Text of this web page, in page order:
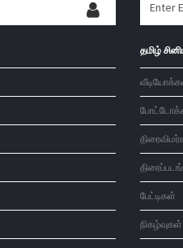
தமிழ்
பேட்டிகள்
நிகழ்வுகள்